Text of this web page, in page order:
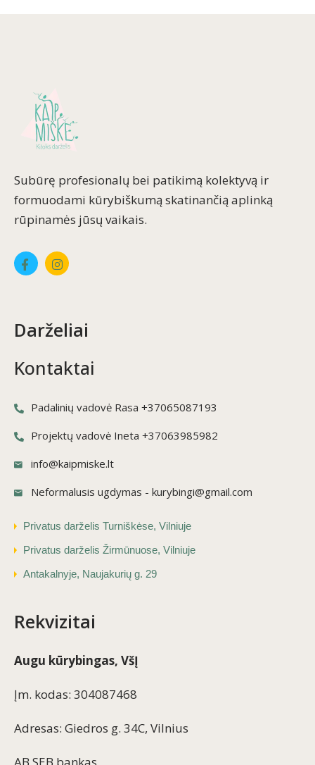
Subūrę profesionalų bei patikimą kolektyvą ir
formuodami kūrybiškumą skatinančią aplinką
rūpinamės jūsų vaikais.
Darželiai
Kontaktai
Padalinių vadovė Rasa +37065087193
Projektų vadovė Ineta +37063985982
info@kaipmiske.lt
Neformalusis ugdymas - kurybingi@gmail.com
Privatus darželis Turniškėse, Vilniuje
Privatus darželis Žirmūnuose, Vilniuje
Antakalnyje, Naujakurių g. 29
Rekvizitai
Augu kūrybingas, VšĮ
Įm. kodas: 304087468
Adresas: Giedros g. 34C, Vilnius